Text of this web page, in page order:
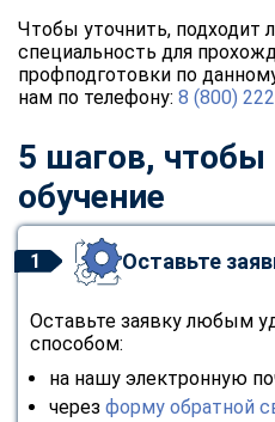
Чтобы уточнить, подходит
специальность для
профподготовки по
нам по телефону: 8 (800)
5 шагов, чтобы
обучение
1 Оставьте
Оставьте заявку любым
способом:
на нашу электронную
через форму обратной